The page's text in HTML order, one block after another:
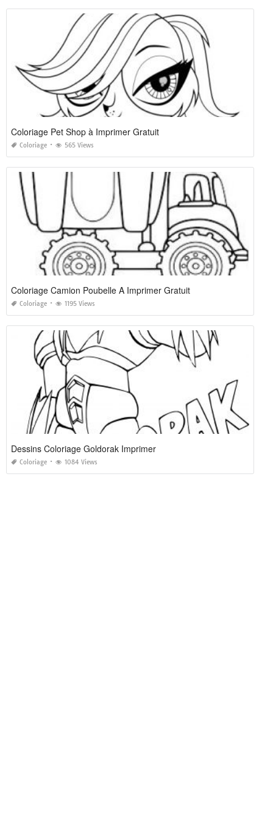
Coloriage Pet Shop à Imprimer Gratuit
Coloriage 565 Views
Coloriage Camion Poubelle A Imprimer Gratuit
Coloriage 1195 Views
Dessins Coloriage Goldorak Imprimer
Coloriage 1084 Views